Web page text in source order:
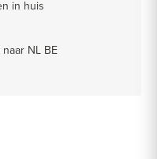
in huis
NL BE